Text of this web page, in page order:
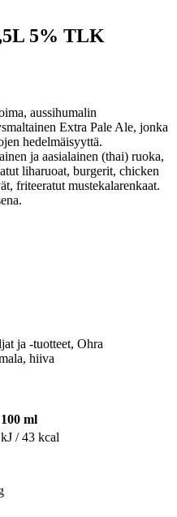
5% TLK
aussihumalin
Extra Pale Ale, jonka
hedelmäisyyttä.
ja aasialainen (thai) ruoka,
liharuoat, burgerit, chicken
friteeratut mustekalarenkaat.
ja -tuotteet, Ohra
hiiva
100 ml
/ 43 kcal